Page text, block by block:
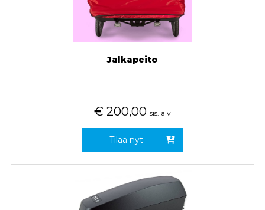
Jalkapeito
€ 200,00 sis. alv
Tilaa nyt